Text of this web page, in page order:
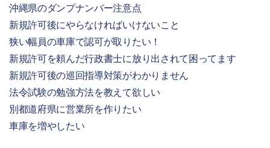
沖縄県のダンプナンバー注意点
新規許可後にやらなければいけないこと
狭い幅員の車庫で認可が取りたい！
新規許可を頼んだ行政書士に放り出されて困ってます
新規許可後の巡回指導対策がわかりません
法令試験の勉強方法を教えて欲しい
別都道府県に営業所を作りたい
車庫を増やしたい